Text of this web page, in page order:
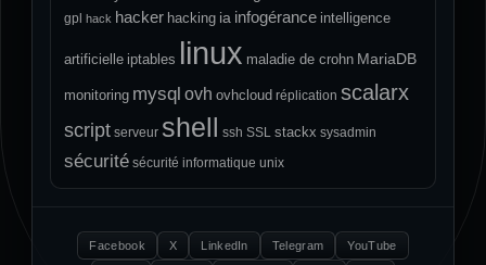
gpl
hack hacker hacking ia infogérance intelligence
artificielle iptables linux maladie de crohn MariaDB
monitoring mysql ovh ovhcloud réplication scalarx
script serveur shell ssh SSL stackx sysadmin
sécurité sécurité informatique unix
Facebook X LinkedIn Telegram YouTube